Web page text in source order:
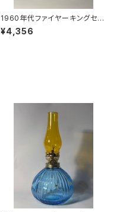
1960年代ファイヤーキングセン
トデニスカップ
¥4,356